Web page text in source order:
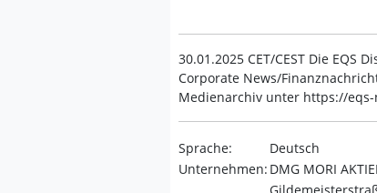
30.01.2025 CET/CEST Die
Corporate News/
Medienarchiv unter https://eqs-
Sprache:
Deutsch
Unternehmen: DMG MORI